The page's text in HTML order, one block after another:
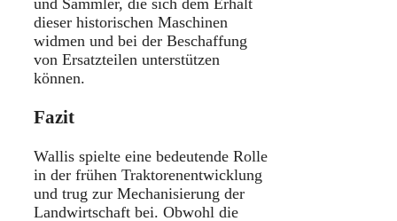
und Sammler, die sich dem Erhalt
dieser historischen Maschinen
widmen und bei der Beschaffung
von Ersatzteilen unterstützen
können.
Fazit
Wallis spielte eine bedeutende Rolle
in der frühen Traktorenentwicklung
und trug zur Mechanisierung der
Landwirtschaft bei. Obwohl die